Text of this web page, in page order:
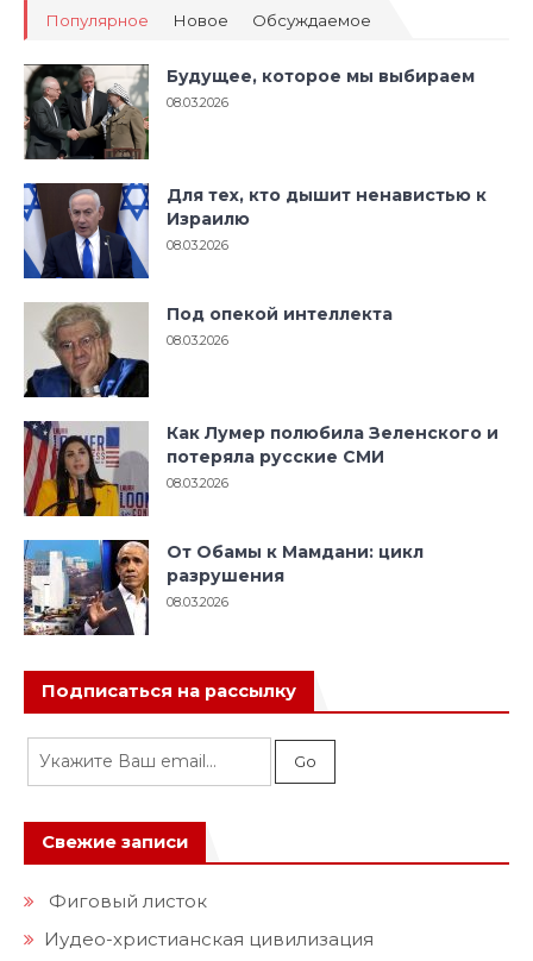
Популярное Новое Обсуждаемое
Будущее, которое мы выбираем
08.03.2026
Для тех, кто дышит ненавистью к
Израилю
08.03.2026
Под опекой интеллекта
08.03.2026
Как Лумер полюбила Зеленского и
потеряла русские СМИ
08.03.2026
От Обамы к Мамдани: цикл
разрушения
08.03.2026
Подписаться на рассылку
Свежие записи
Фиговый листок
Иудео-христианская цивилизация